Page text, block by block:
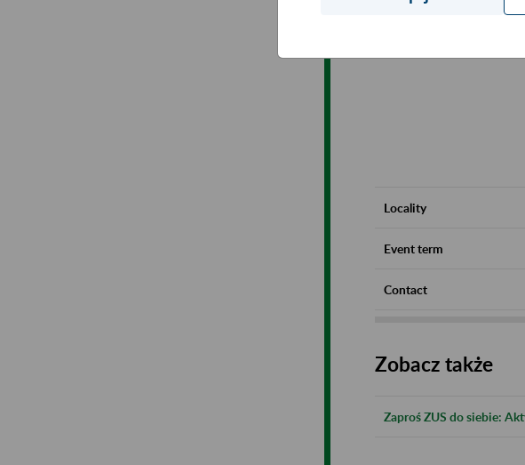
Locality
Event term
Contact
Zobacz także
Zaproś ZUS do siebie: